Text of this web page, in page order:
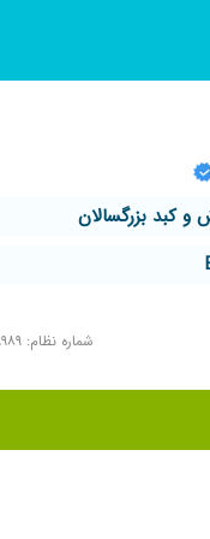
کبد بزرگسالان
شماره نظام: ۲۹۹۸۹